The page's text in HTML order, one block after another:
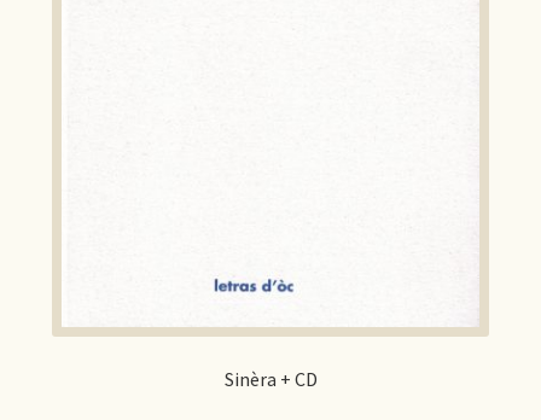
Sinèra + CD